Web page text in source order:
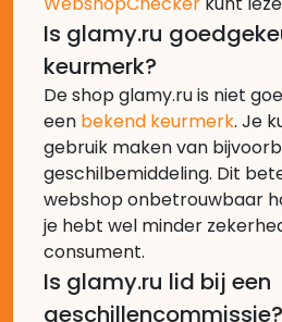
Is glamy.ru
keurmerk?
De shop glamy.ru is niet
een bekend keurmerk. Je
gebruik maken van
geschilbemiddeling. Dit
webshop onbetrouwbaar
je hebt wel minder
consument.
Is glamy.ru lid bij een
geschillencommissie?